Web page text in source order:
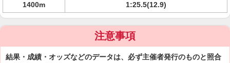
1400m
1:25.5(12.9)
注意事項
結果・成績・オッズなどのデータは、必ず主催者発行のものと照合